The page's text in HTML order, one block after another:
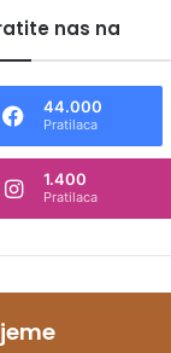
nas na
44.000
Pratilaca
1.400
Pratilaca